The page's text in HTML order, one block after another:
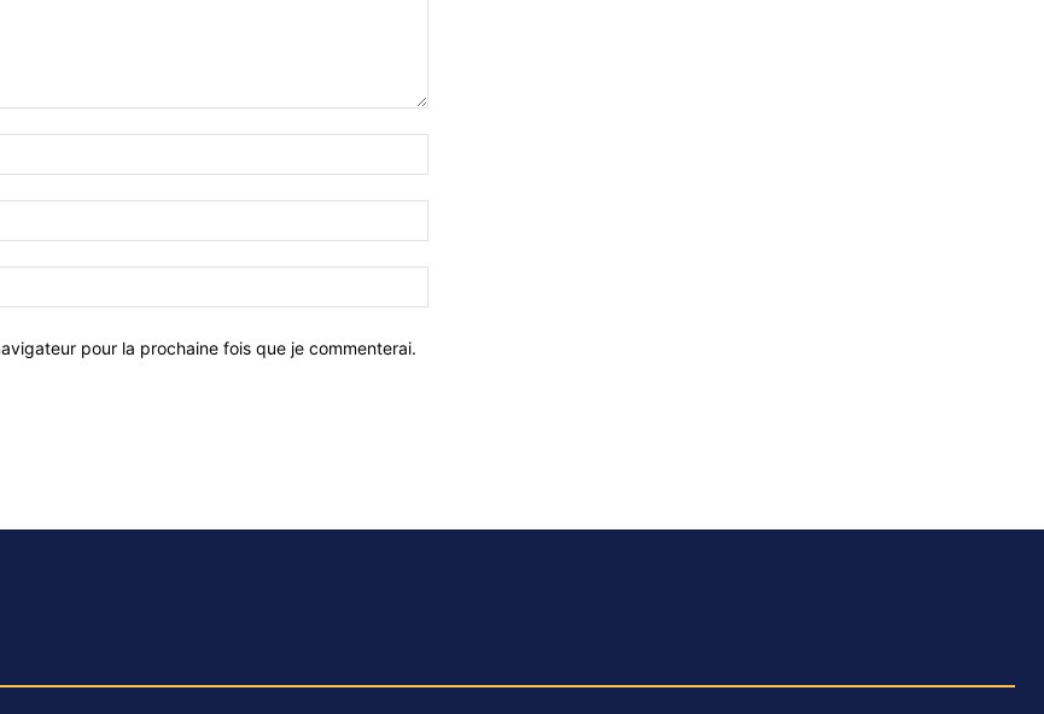
pour la prochaine fois que je commenterai.